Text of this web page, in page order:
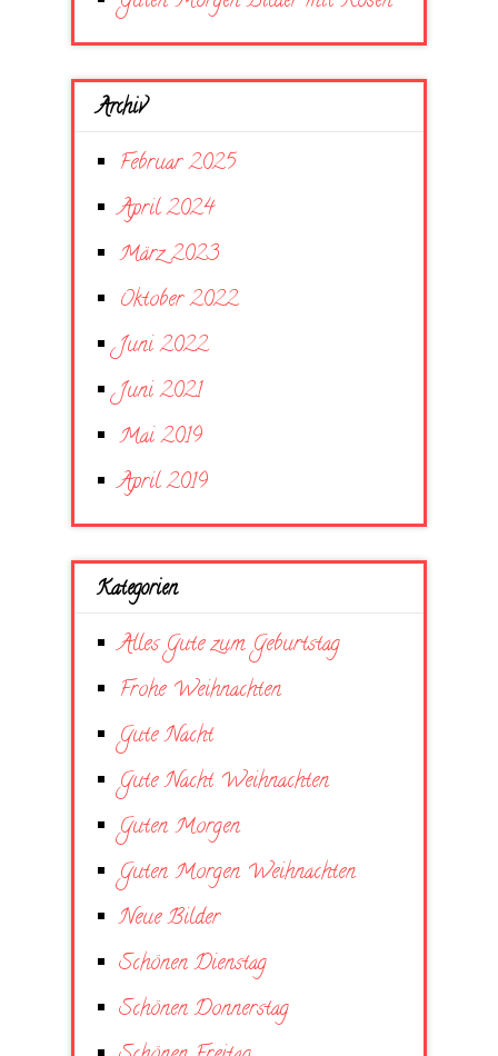
Archiv
Februar 2025
April 2024
März 2023
Oktober 2022
Juni 2022
Juni 2021
Mai 2019
April 2019
Kategorien
Alles Gute zum Geburtstag
Frohe Weihnachten
Gute Nacht
Gute Nacht Weihnachten
Guten Morgen
Guten Morgen Weihnachten
Neue Bilder
Schönen Dienstag
Schönen Donnerstag